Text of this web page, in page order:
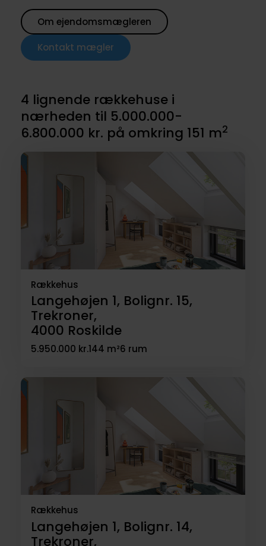
Om ejendomsmægleren
Kontakt mægler
4 lignende rækkehuse i
nærheden til 5.000.000-
6.800.000 kr. på omkring 151 m2
Rækkehus
Langehøjen 1, Bolignr. 15,
Trekroner,
4000 Roskilde
5.950.000 kr.144 m²6 rum
Rækkehus
Langehøjen 1, Bolignr. 14,
Trekroner,